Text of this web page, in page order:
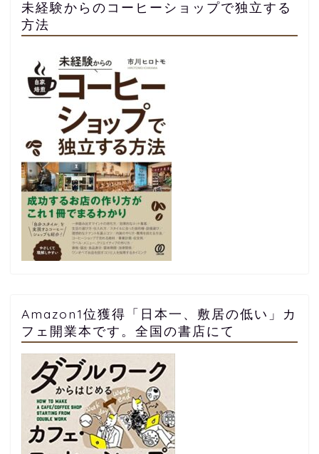
未経験からのコーヒーショップで独立する
方法
Amazon1位獲得「日本一、敷居の低い」カ
フェ開業本です。全国の書店にて